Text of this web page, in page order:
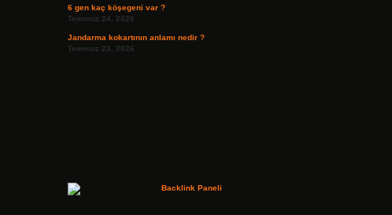
6 gen kaç köşegeni var ?
Temmuz 24, 2026
Jandarma kokartının anlamı nedir ?
Temmuz 23, 2026